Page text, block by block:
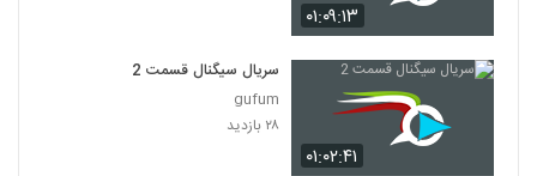
44
سریال افسانه دونگی ( 44 )
سریال افسانه دونگی ( 45)
۱۹۲ بازدید
۰۱:۰۹:۱۳
۰۱:۰۲:۴۱
سریال سیگنال قسمت 2
gufum
۲۸ بازدید